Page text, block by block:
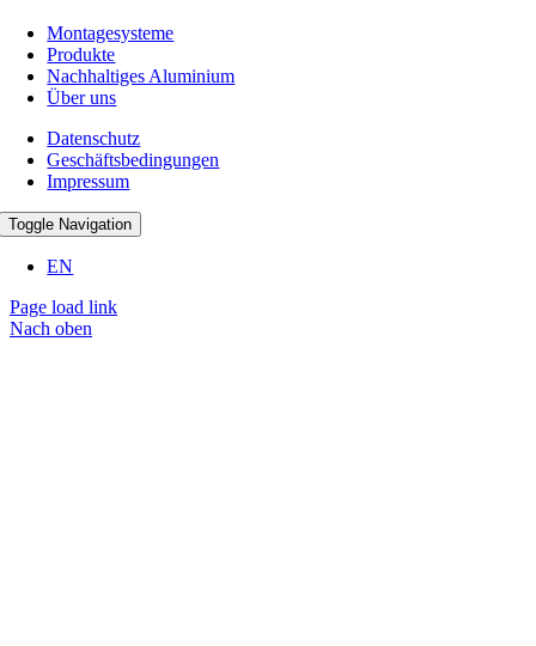
Montagesysteme
Produkte
Nachhaltiges Aluminium
Über uns
Datenschutz
Geschäftsbedingungen
Impressum
Toggle Navigation
EN
Page load link
Nach oben